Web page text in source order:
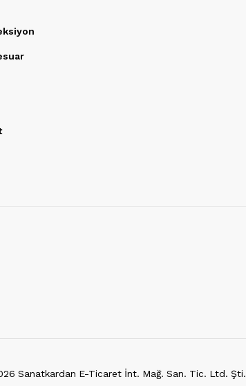
Sanatkardan E-Ticaret İnt. Mağ. San. Tic. Ltd. Şti.